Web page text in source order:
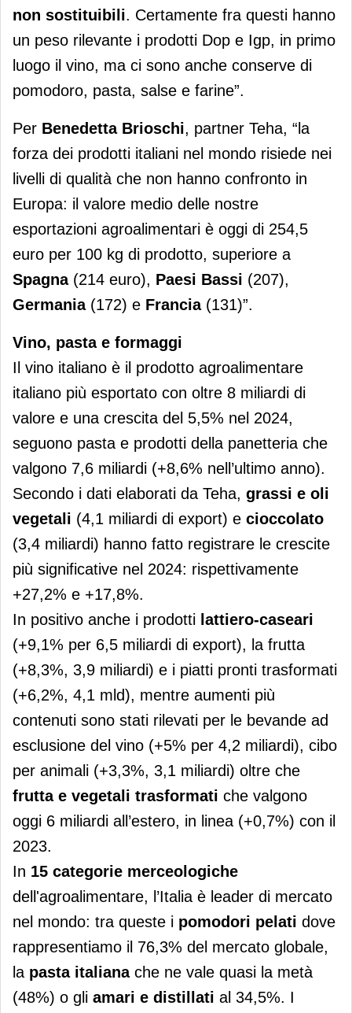
non sostituibili. Certamente fra questi hanno
un peso rilevante i prodotti Dop e Igp, in primo
luogo il vino, ma ci sono anche conserve di
pomodoro, pasta, salse e farine”.
Per Benedetta Brioschi, partner Teha, “la
forza dei prodotti italiani nel mondo risiede nei
livelli di qualità che non hanno confronto in
Europa: il valore medio delle nostre
esportazioni agroalimentari è oggi di 254,5
euro per 100 kg di prodotto, superiore a
Spagna(214 euro), Paesi Bassi (207),
Germania(172) e Francia(131)”.
Vino, pasta e formaggi
Il vino italiano è il prodotto agroalimentare
italiano più esportato con oltre 8 miliardi di
valore e una crescita del 5,5% nel 2024,
seguono pasta e prodotti della panetteria che
valgono 7,6 miliardi (+8,6% nell’ultimo anno).
Secondo i dati elaborati da Teha, grassi e oli
vegetali (4,1 miliardi di export) e cioccolato
(3,4 miliardi) hanno fatto registrare le crescite
più significative nel 2024: rispettivamente
+27,2% e +17,8%.
In positivo anche i prodotti lattiero-caseari
(+9,1% per 6,5 miliardi di export), la frutta
(+8,3%, 3,9 miliardi) e i piatti pronti trasformati
(+6,2%, 4,1 mld), mentre aumenti più
contenuti sono stati rilevati per le bevande ad
esclusione del vino (+5% per 4,2 miliardi), cibo
per animali (+3,3%, 3,1 miliardi) oltre che
frutta e vegetali trasformati che valgono
oggi 6 miliardi all’estero, in linea (+0,7%) con il
2023.
In 15 categorie merceologiche
dell'agroalimentare, l’Italia è leader di mercato
nel mondo: tra queste i pomodori pelati dove
rappresentiamo il 76,3% del mercato globale,
la pasta italianache ne vale quasi la metà
(48%) o gli amari e distillati al 34,5%. I